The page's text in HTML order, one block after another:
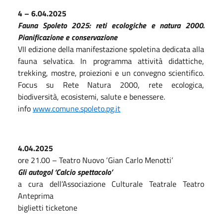
4 – 6.04.2025
Fauna Spoleto 2025: reti ecologiche e natura 2000.
Pianificazione e conservazione
VII edizione della manifestazione spoletina dedicata alla
fauna selvatica. In programma attività didattiche,
trekking, mostre, proiezioni e un convegno scientifico.
Focus su Rete Natura 2000, rete ecologica,
biodiversità, ecosistemi, salute e benessere.
infowww.comune.spoleto.pg.it
4.04.2025
ore 21.00 – Teatro Nuovo ‘Gian Carlo Menotti’
Gli autogol ‘Calcio spettacolo’
a cura dell’Associazione Culturale Teatrale Teatro
Anteprima
biglietti ticketone